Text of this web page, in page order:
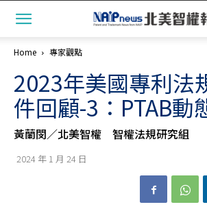
Home 專家觀點
2023年美國專利法
件回顧-3：PTAB動
黃蘭閔／北美智權 智權法規研究組
2024 年 1 月 24 日